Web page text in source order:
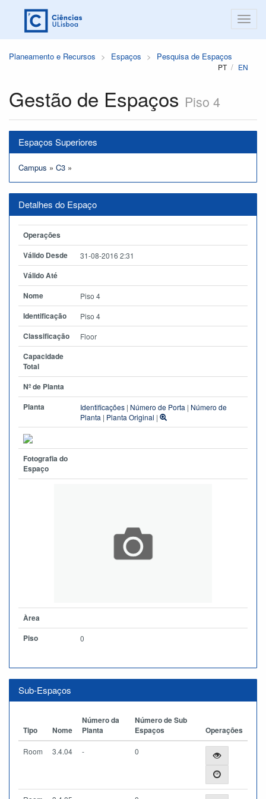
Planeamento e Recursos Espaços Pesquisa de Espaços
PT EN
Gestão de Espaços Piso 4
Espaços Superiores
Campus » C3 »
Detalhes do Espaço
Operações
Válido Desde
31-08-2016 2:31
Válido Até
Nome
Piso 4
Identificação Piso 4
Classificação Floor
Capacidade
Total
Nº de Planta
Planta
Identificações | Número de Porta | Número de
Planta | Planta Original |
Fotografia do
Espaço
Àrea
Piso
0
Sub-Espaços
Tipo Nome
Número da
Planta
Número de Sub
Espaços
Operações
Room 3.4.04 - 0